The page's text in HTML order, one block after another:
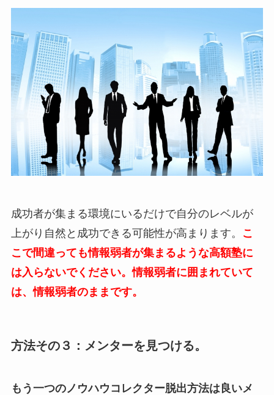
成功者が集まる環境にいるだけで自分のレベルが
上がり自然と成功できる可能性が高まります。
こ
こで間違っても情報弱者が集まるような高額塾に
は入らないでください。情報弱者に囲まれていて
は、情報弱者のままです。
方法その３：メンターを見つける。
もう一つのノウハウコレクター脱出方法は良いメ